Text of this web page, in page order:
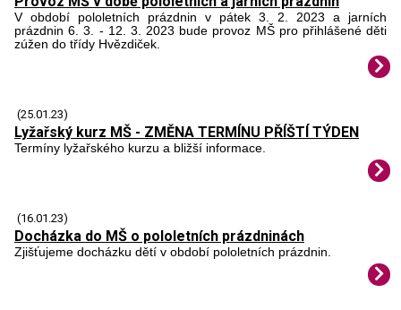
V období pololetních prázdnin v pátek 3. 2. 2023 a jarních
prázdnin 6. 3. - 12. 3. 2023 bude provoz MŠ pro přihlášené děti
zúžen do třídy Hvězdiček.
(25.01.23)
Lyžařský kurz MŠ - ZMĚNA TERMÍNU PŘÍŠTÍ TÝDEN
Termíny lyžařského kurzu a bližší informace.
(16.01.23)
Docházka do MŠ o pololetních prázdninách
Zjišťujeme docházku dětí v období pololetních prázdnin.